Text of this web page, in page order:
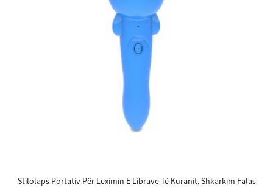
Stilolaps Portativ Për Leximin E Librave Të Kuranit, Shkarkim Falas